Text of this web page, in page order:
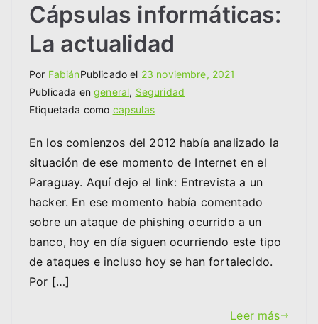
Cápsulas informáticas:
La actualidad
Por FabiánPublicado el 23 noviembre, 2021
Publicada engeneral, Seguridad
Etiquetada como capsulas
En los comienzos del 2012 había analizado la
situación de ese momento de Internet en el
Paraguay. Aquí dejo el link: Entrevista a un
hacker. En ese momento había comentado
sobre un ataque de phishing ocurrido a un
banco, hoy en día siguen ocurriendo este tipo
de ataques e incluso hoy se han fortalecido.
Por […]
Leer más